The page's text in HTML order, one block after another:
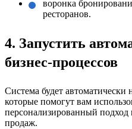
воронка
ресторанов.
4. Запустить
бизнес-процессов
Система будет автоматически
которые помогут вам
персонализированный подход
продаж.